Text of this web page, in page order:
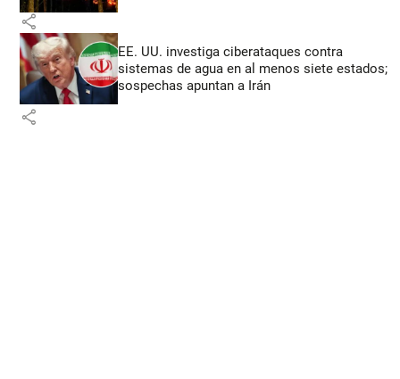
share
EE. UU. investiga ciberataques contra
sistemas de agua en al menos siete estados;
sospechas apuntan a Irán
share